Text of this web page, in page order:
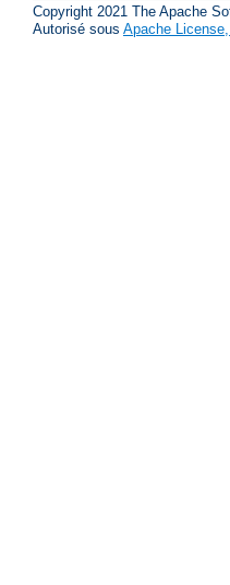
Copyright 2021 The Apache
Autorisé sous Apache